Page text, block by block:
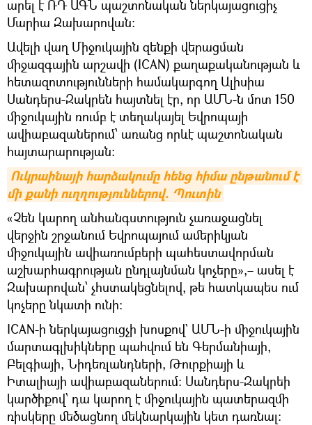
արել է ՌԴ ԱԳՆ պաշտոնական ներկայացուցիչ
Մարիա Զախարովան։
Ավելի վաղ Միջուկային զենքի վերացման
միջազգային արշավի (ICAN) քաղաքականության և
հետազոտությունների համակարգող Ալիսիա
Սանդերս-Զակրեն հայտնել էր, որ ԱՄՆ-ն մոտ 150
միջուկային ռումբ է տեղակայել Եվրոպայի
ավիաբազաներում՝ առանց որևէ պաշտոնական
հայտարարության:
Ուկրաինայի հարձակումը հենց հիմա ընթանում է
մի քանի ուղղություններով. Պուտին
«Չեն կարող անհանգստություն չառաջացնել
վերջին շրջանում Եվրոպայում ամերիկյան
միջուկային ավիառումբերի պահեստավորման
աշխարհագրության ընդլայնման կոչերը»,– ասել է
Զախարովան՝ չհստակեցնելով, թե հատկապես ում
կոչերը նկատի ունի։
ICAN-ի ներկայացուցչի խոսքով` ԱՄՆ-ի միջուկային
մարտագլխիկները պահվում են Գերմանիայի,
Բելգիայի, Նիդեռլանդների, Թուրքիայի և
Իտալիայի ավիաբազաներում: Սանդերս-Զակրեի
կարծիքով՝ դա կարող է միջուկային պատերազմի
ռիսկերը մեծացնող մեկնարկային կետ դառնալ: